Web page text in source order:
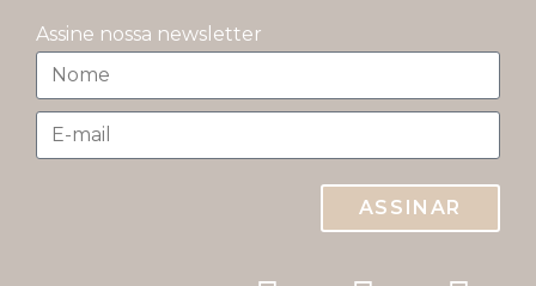
Assine nossa newsletter
ASSINAR